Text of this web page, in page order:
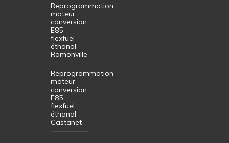
Reprogrammation
moteur
conversion
E85
flexfuel
éthanol
Ramonville
Reprogrammation
moteur
conversion
E85
flexfuel
éthanol
Castanet